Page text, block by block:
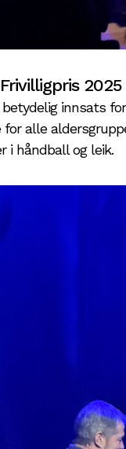
2025
innsats
alle
i håndball og leik.